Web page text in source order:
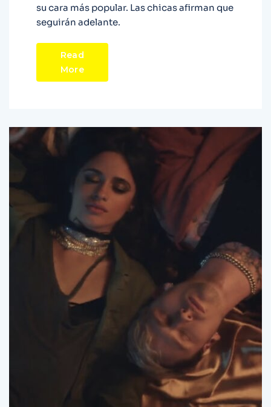
su cara más popular. Las chicas afirman que
seguirán adelante.
Read
More